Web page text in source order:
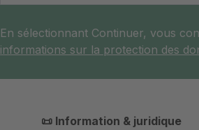
En sélectionnant Continuer, vous
informations sur la protection des
📜 Information & juridique